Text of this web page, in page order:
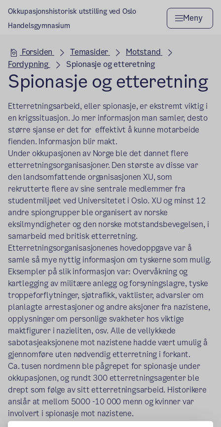
Okkupasjonshistorisk utstilling ved Oslo
Handelsgymnasium
Meny
Hovedseksjon
Forsiden Temasider
Motstand
Fordypning
Spionasje og etteretning
Spionasje og etteretning
Etterretningsarbeid, eller spionasje, er ekstremt viktig i
en krigssituasjon. Jo mer informasjon man samler, desto
større sjanse er det for effektivt å kunne motarbeide
fienden. Informasjon blir makt.
Under okkupasjonen av Norge ble det dannet flere
etterretningsorganisasjoner. Den største av disse var
den landsomfattende organisasjonen XU, som
rekrutterte flere av sine sentrale medlemmer fra
studentmiljøet ved Universitetet i Oslo. XU og minst 12
andre spiongrupper ble organisert av norske
eksilmyndigheter og den norske motstandsbevegelsen, i
samarbeid med britisk etterretning.
Etterretningsorganisasjonenes hovedoppgave var å
samle så mye nyttig informasjon om tyskerne som mulig.
Eksempler på slik informasjon var: Overvåkning og
kartlegging av militære anlegg og forsyningslagre, tyske
troppeforflytninger, sjøtrafikk, vaktlister, advarsler om
planlagte arrestasjoner og andre aksjoner fra nazistene,
opplysninger om personlige svakheter hos viktige
maktfigurer i nazieliten, osv. Alle de vellykkede
sabotasjeaksjonene mot nazistene hadde vært umulig å
gjennomføre uten nødvendig etterretning i forkant.
Ca. tusen nordmenn ble pågrepet for spionasje under
okkupasjonen, og rundt 300 etterretningsagenter ble
drept som følge av sitt etterretningsarbeid. Historikere
anslår at mellom 5000 -10 000 menn og kvinner var
involvert i spionasje mot nazistene.